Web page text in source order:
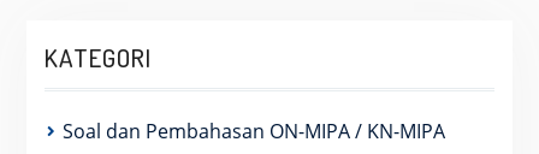
KATEGORI
Soal dan Pembahasan ON-MIPA / KN-MIPA